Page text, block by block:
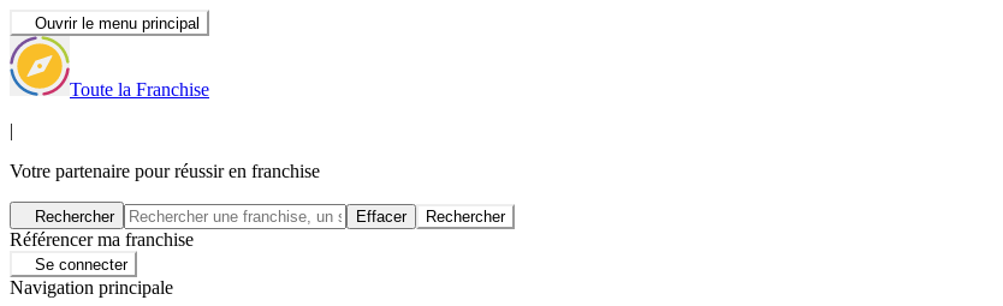
Ouvrir le menu principal
Toute la Franchise
|
Votre partenaire pour réussir en franchise
Rechercher Effacer Rechercher
Référencer ma franchise
Se connecter
Navigation principale